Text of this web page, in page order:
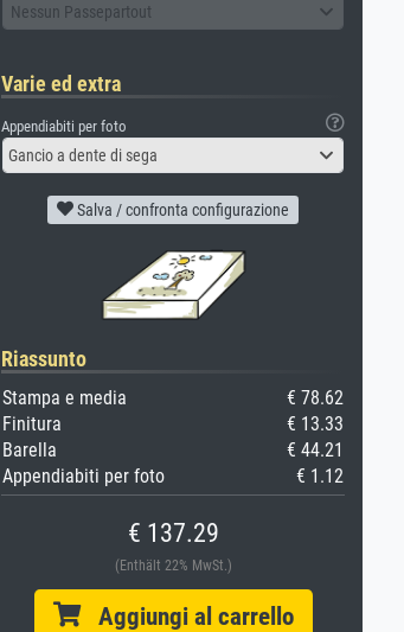
Nessun Passepartout
Varie ed extra
Appendiabiti per foto
Gancio a dente di sega
Salva / confronta configurazione
Riassunto
Stampa e media
€ 78.62
Finitura
€ 13.33
Barella
€ 44.21
Appendiabiti per foto
€ 1.12
€ 137.29
(Enthält 22% MwSt.)
Aggiungi al carrello